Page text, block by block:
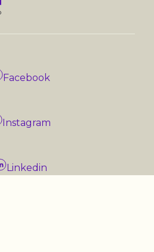
Facebook
Instagram
Linkedin